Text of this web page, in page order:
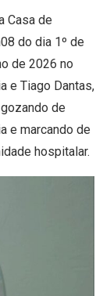
Casa de
do dia 1º de
de 2026 no
e Tiago Dantas,
de
e marcando de
hospitalar.